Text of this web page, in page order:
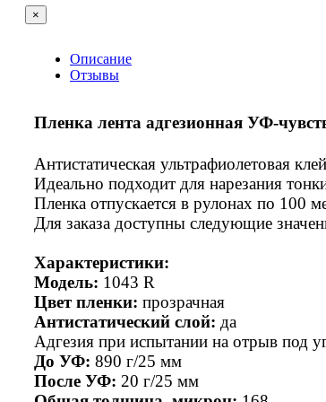
×
Описание
Отзывы
Пленка лента адгезионная УФ-
Антистатическая ультрафиолетовая
Идеально подходит для нарезания
Пленка отпускается в рулонах по 100
Для заказа доступны следующие
Характеристики:
Модель: 1043 R
Цвет пленки: прозрачная
Антистатический слой: да
Адгезия при испытании на отрыв под
До УФ: 890 г/25 мм
После УФ: 20 г/25 мм